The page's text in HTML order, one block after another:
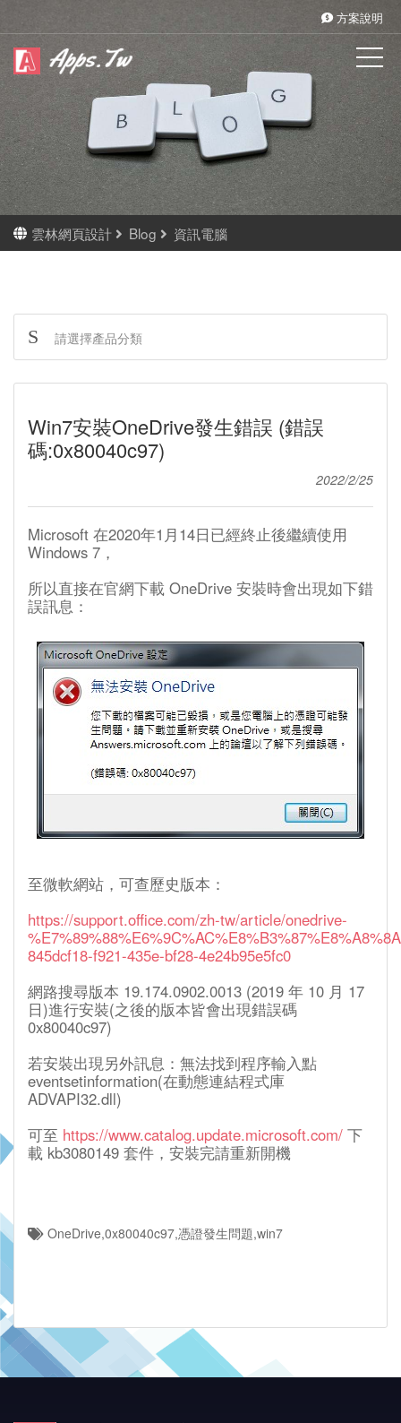
方案說明
雲林網頁設計 Blog 資訊電腦
Win7安裝OneDrive發生錯誤 (錯誤
碼:0x80040c97)
2022/2/25
Microsoft 在2020年1月14日已經終止後繼續使用
Windows 7，
所以直接在官網下載 OneDrive 安裝時會出現如下錯
誤訊息：
至微軟網站，可查歷史版本：
https://support.office.com/zh-tw/article/onedrive-
845dcf18-f921-435e-bf28-4e24b95e5fc0
網路搜尋版本 19.174.0902.0013 (2019 年 10 月 17
日)進行安裝(之後的版本皆會出現錯誤碼
0x80040c97)
若安裝出現另外訊息：無法找到程序輸入點
eventsetinformation(在動態連結程式庫
ADVAPI32.dll)
可至 https://www.catalog.update.microsoft.com/ 下
載 kb3080149 套件，安裝完請重新開機
OneDrive,0x80040c97,憑證發生問題,win7